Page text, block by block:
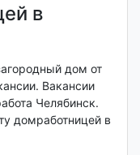
в
дом от
Вакансии
Челябинск.
домработницей в